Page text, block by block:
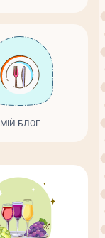
МІЙ БЛОГ